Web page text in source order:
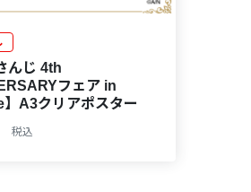
んじ 4th
フェア in
A3クリアポスター
税込